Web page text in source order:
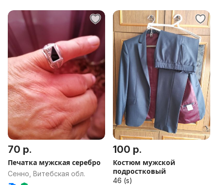
70 р.
Печатка мужская серебро
Сенно, Витебская обл.
100 р.
Костюм мужской
подростковый
46 (s)